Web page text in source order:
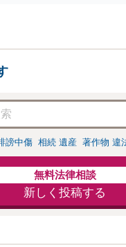
は損をして
謗中傷 相続 遺産 著作物 違
無料法律相談
新しく投稿する